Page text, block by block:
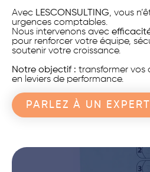
Avec LESCONSULTING, vous
urgences comptables.
Nous intervenons avec
pour renforcer votre équipe,
soutenir votre croissance.
Notre objectif : transformer vos
en leviers de performance.
PARLEZ À UN EXPERT